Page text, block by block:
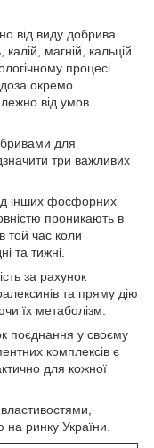
від виду добрива
магній, кальцій.
процесі
окремо
від умов
для
три важливих
інших фосфорних
проникають в
той час коли
та тижні.
за рахунок
та пряму дію
їх метаболізм.
поєднання у своєму
комплексів є
для кожної
на ринку України.